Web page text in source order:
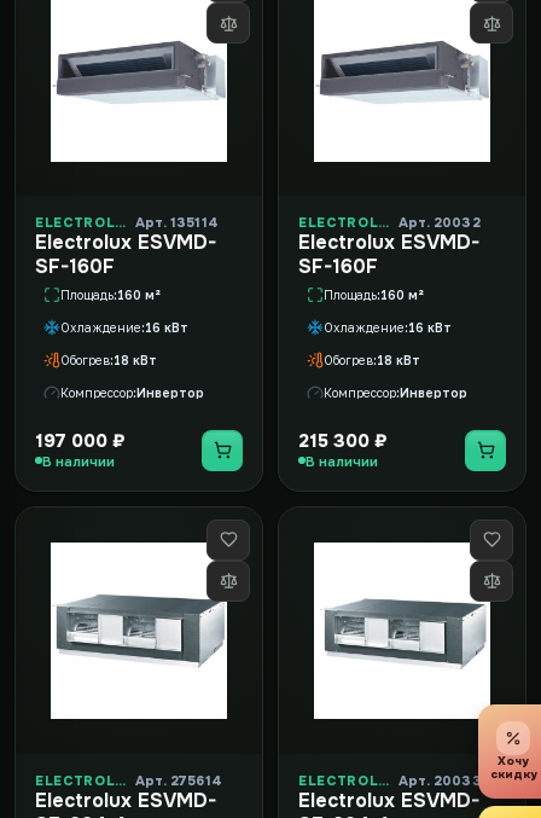
ELECTROLUX Арт. 135114
Electrolux ESVMD-
SF-160F
Площадь 160 м²
Охлаждение 16 кВт
Обогрев 18 кВт
Компрессор Инвертор
197 000 ₽
В наличии
ELECTROLUX Арт. 20032
Electrolux ESVMD-
SF-160F
Площадь 160 м²
Охлаждение 16 кВт
Обогрев 18 кВт
Компрессор Инвертор
215 300 ₽
В наличии
ELECTROLUX Арт. 275614
Electrolux ESVMD-
ELECTROLUX Арт. 20033
Electrolux ESVMD-
Хочу
скидку